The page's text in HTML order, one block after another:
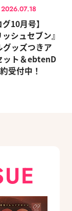
2026.07.18
グ10月号】
ッシュセブン』
グッズつきア
ット＆ebtenD
受付中！